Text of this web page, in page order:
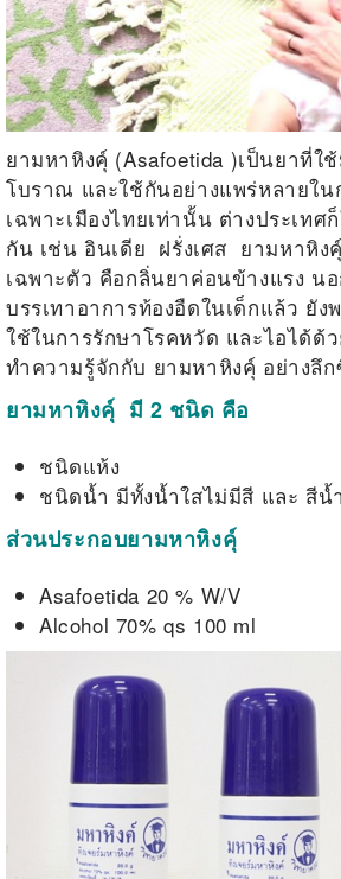
ยามหาหิงคุ์ (Asafoetida )เป็นยาที่ใ
โบราณ และใช้กันอย่างแพร่หลายใ
เฉพาะเมืองไทยเท่านั้น ต่างประเท
กัน เช่น อินเดีย ฝรั่งเศส ยามหาหิง
เฉพาะตัว คือกลิ่นยาค่อนข้างแรง น
บรรเทาอาการท้องอืดในเด็กแล้ว ยั
ใช้ในการรักษาโรคหวัด และไอได้ด้
ทำความรู้จักกับ ยามหาหิงคุ์ อย่างลึ
ยามหาหิงคุ์ มี 2 ชนิด คือ
ชนิดแห้ง
ชนิดน้ำ มีทั้งน้ำใสไม่มีสี และ สีน้
ส่วนประกอบยามหาหิงคุ์
Asafoetida 20 % W/V
Alcohol 70% qs 100 ml